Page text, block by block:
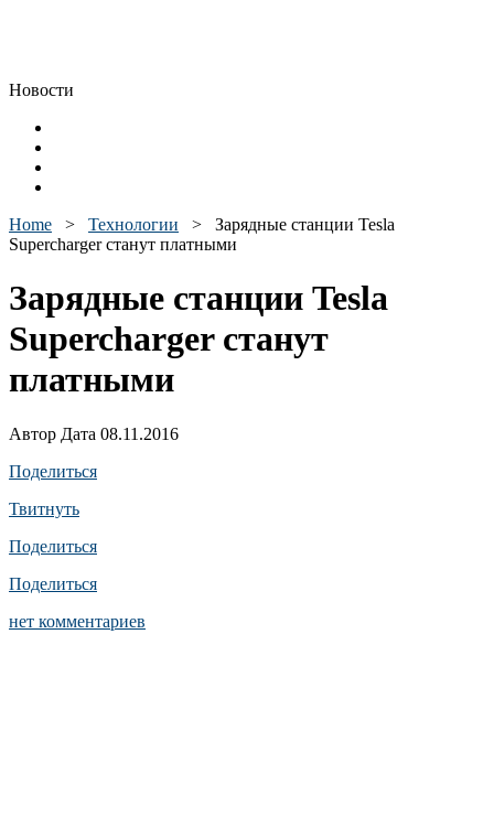
Новости
Home > Технологии > Зарядные станции Tesla
Supercharger станут платными
Зарядные станции Tesla
Supercharger станут
платными
Автор Дата 08.11.2016
Поделиться
Твитнуть
Поделиться
Поделиться
нет комментариев